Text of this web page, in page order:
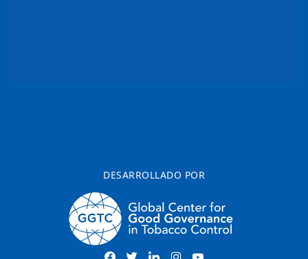
DESARROLLADO POR